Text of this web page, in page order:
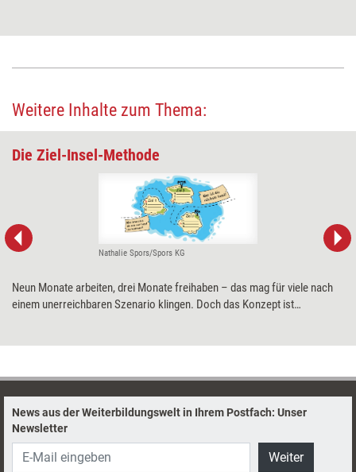
Weitere Inhalte zum Thema:
Die Ziel-Insel-Methode
Nathalie Spors/Spors KG
Neun Monate arbeiten, drei Monate freihaben – das mag für viele nach
einem unerreichbaren Szenario klingen. Doch das Konzept ist
News aus der Weiterbildungswelt in Ihrem Postfach: Unser
Newsletter
Weiter